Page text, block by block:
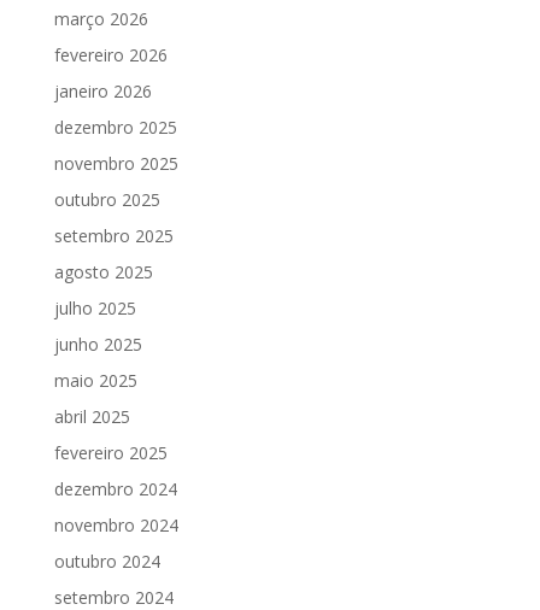
março 2026
fevereiro 2026
janeiro 2026
dezembro 2025
novembro 2025
outubro 2025
setembro 2025
agosto 2025
julho 2025
junho 2025
maio 2025
abril 2025
fevereiro 2025
dezembro 2024
novembro 2024
outubro 2024
setembro 2024